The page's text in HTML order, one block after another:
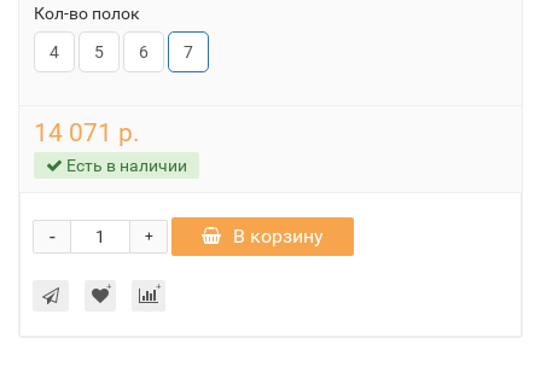
Кол-во полок
4
5 6 7
14 071 р.
Есть в наличии
+
- В корзину